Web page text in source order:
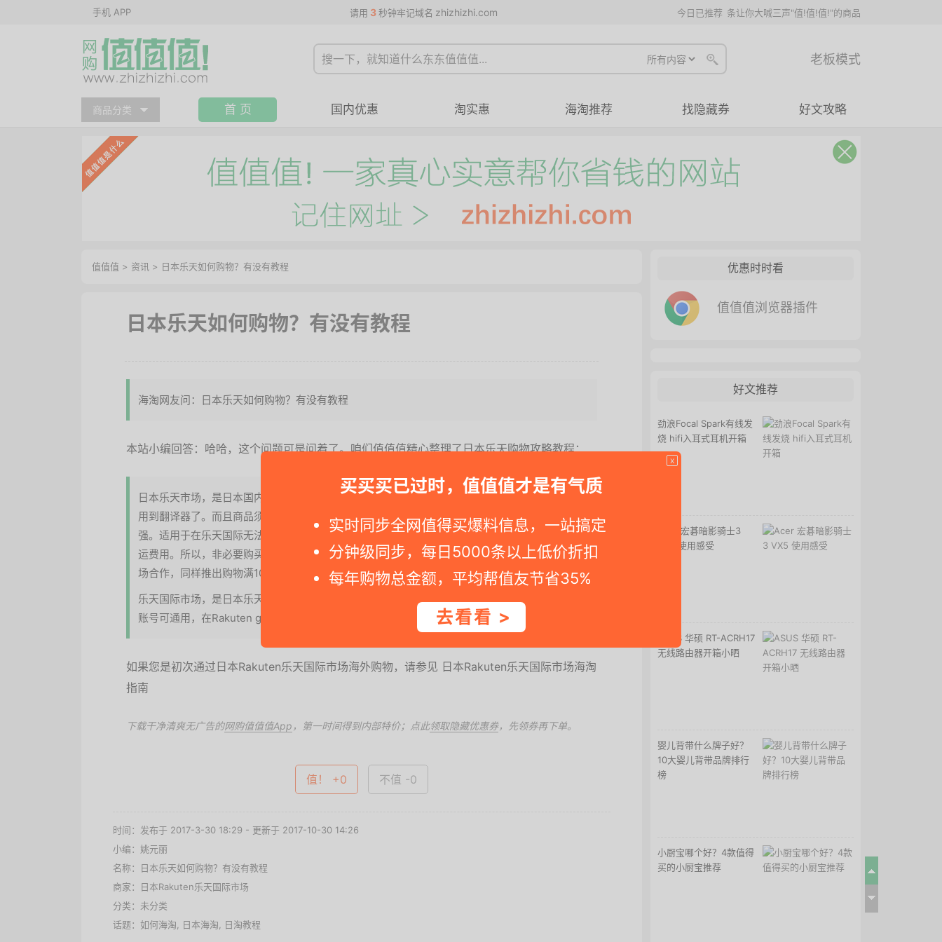
手机 APP 请用 3 秒钟牢记域名 zhizhizhi.com 今日已推荐 条让你大喊三声"值!值!值!"的商品
老板模式
商品分类 首 页 国内优惠 淘实惠 海淘推荐 找隐藏券 好文攻略
x
买买买已过时，值值值才是有气质
实时同步全网值得买爆料信息，一站搞定
分钟级同步，每日5000条以上低价折扣
每年购物总金额，平均帮值友节省35%
去看看 >
值值值 > 资讯 > 日本乐天如何购物？有没有教程
日本乐天如何购物？有没有教程
海淘网友问： 日本乐天如何购物？有没有教程
本站小编回答：哈哈，这个问题可是问着了。咱们值值值精心整理了日本乐天购物攻略教程：
日本乐天市场，是日本国内版本，全日文界面，无中文界面且不能切换英文，不懂日语的人，要
用到翻译器了。而且商品须通过
公司发回。它的优势是商品更加全面，商家众多，可选性较
强。适用于在乐天国际无法购买的商品。因为只能通过转运发回，所以时效性稍差且还须负担转
运费用。所以，非必要购买的商品，不太推荐。不过转运公司JSHOPPERS也经常与日本乐天市
场合作，同样推出购物满10000日元以上减免运费活动。各位藏友可以先挑选好商品等待活动。
乐天国际市场，是日本乐天市场的国际版本，全中文界面，无须转运，可通过EMS直邮到国内。
账号可通用，在Rakuten global 注册一个账号可以上Rakuten jp。…继续阅读
如果您是初次通过日本Rakuten乐天国际市场海外购物，请参见 日本Rakuten乐天国际市场海淘
指南
下载干净清爽无广告的网购值值值App ，第一时间得到内部特价；点此领取隐藏优惠券，先领券再下单。
值！ +0 不值 -0
时间：发布于 2017-3-30 18:29 - 更新于 2017-10-30 14:26
小编：姚元丽
名称：
日本乐天如何购物？有没有教程
商家：
日本Rakuten乐天国际市场
分类：未分类
话题： 如何海淘 日本海淘 日淘教程
优惠时时看
值值值浏览器插件
好文推荐
劲浪Focal Spark有线发
烧 hifi入耳式耳机开箱
Acer 宏碁暗影骑士3
VX5 使用感受
ASUS 华硕 RT-ACRH17
无线路由器开箱小晒
婴儿背带什么牌子好？
10大婴儿背带品牌排行
榜
小厨宝哪个好？4款值得
买的小厨宝推荐